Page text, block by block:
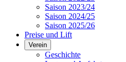
Saison 2023/24
Saison 2024/25
Saison 2025/26
Preise und Lift
Verein
Geschichte